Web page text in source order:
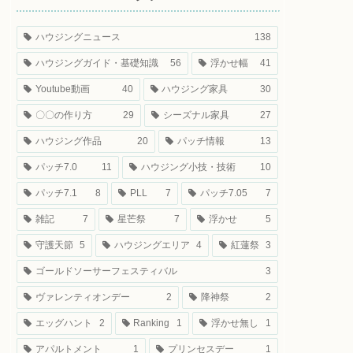
ハウジングニュース 138
ハウジングガイド・基礎知識 56 浮かせ幅 41
Youtube動画 40 ハウジング家具 30
〇〇の作り方 29 シーズナル家具 27
ハウジング作品 20 パッチ情報 13
パッチ7.0 11 ハウジング小技・技術 10
パッチ7.1 8 PLL 7 パッチ7.05 7
雑記 7 星芒祭 7 浮かせ 5
守護天節 5 ハウジングエリア 4 紅蓮祭 3
ゴールドソーサーフェスティバル 3
ヴァレンティオンデー 2 降神祭 2
エッグハント 2 Ranking 1 浮かせ無し 1
アパルトメント 1 プリンセスデー 1